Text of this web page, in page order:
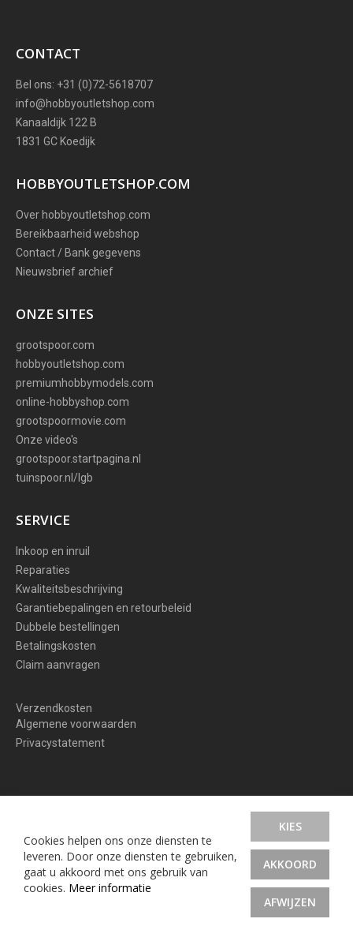
Cookies helpen ons onze diensten te
leveren. Door onze diensten te gebruiken,
gaat u akkoord met ons gebruik van
cookies. Meer informatie
KIES
AKKOORD
AFWIJZEN
CONTACT
Bel ons: +31 (0)72-5618707
info@hobbyoutletshop.com
Kanaaldijk 122 B
1831 GC Koedijk
HOBBYOUTLETSHOP.COM
Over hobbyoutletshop.com
Bereikbaarheid webshop
Contact / Bank gegevens
Nieuwsbrief archief
ONZE SITES
grootspoor.com
hobbyoutletshop.com
premiumhobbymodels.com
online-hobbyshop.com
grootspoormovie.com
Onze video's
grootspoor.startpagina.nl
tuinspoor.nl/lgb
SERVICE
Inkoop en inruil
Reparaties
Kwaliteitsbeschrijving
Garantiebepalingen en retourbeleid
Dubbele bestellingen
Betalingskosten
Claim aanvragen
Verzendkosten
Algemene voorwaarden
Privacystatement
© hobbyoutletshop.com